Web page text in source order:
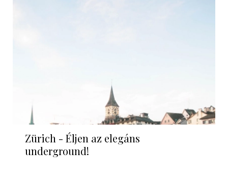
Zürich - Éljen az elegáns
underground!